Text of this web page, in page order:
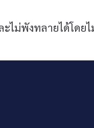
ม่พังทลายได้โดยไ